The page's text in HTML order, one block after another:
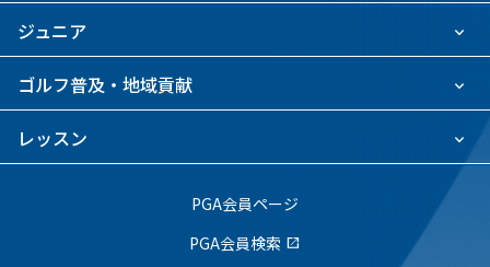
ジュニア
ゴルフ普及・地域貢献
レッスン
PGA会員ページ
PGA会員検索 open_in_new